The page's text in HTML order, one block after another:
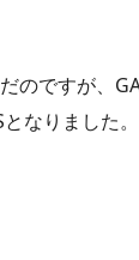
のですが、
なりました。